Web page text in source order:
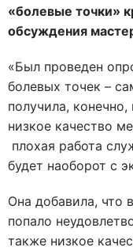
«болевые точки»
обсуждения
«Был проведен
болевых точек –
получила, конечно,
низкое качество
плохая работа
будет наоборот с
Она добавила, что
попало
также низкое